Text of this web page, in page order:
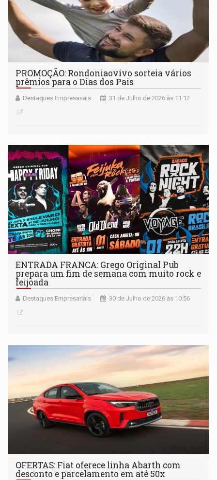
PROMOÇÃO: Rondoniaovivo sorteia vários
prêmios para o Dias dos Pais
Destaques Empresariais 31 de Julho de 2026 às 11:12
ENTRADA FRANCA: Grego Original Pub
prepara um fim de semana com muito rock e
feijoada
Destaques Empresariais 30 de Julho de 2026 às 10:56
OFERTAS: Fiat oferece linha Abarth com
desconto e parcelamento em até 50x